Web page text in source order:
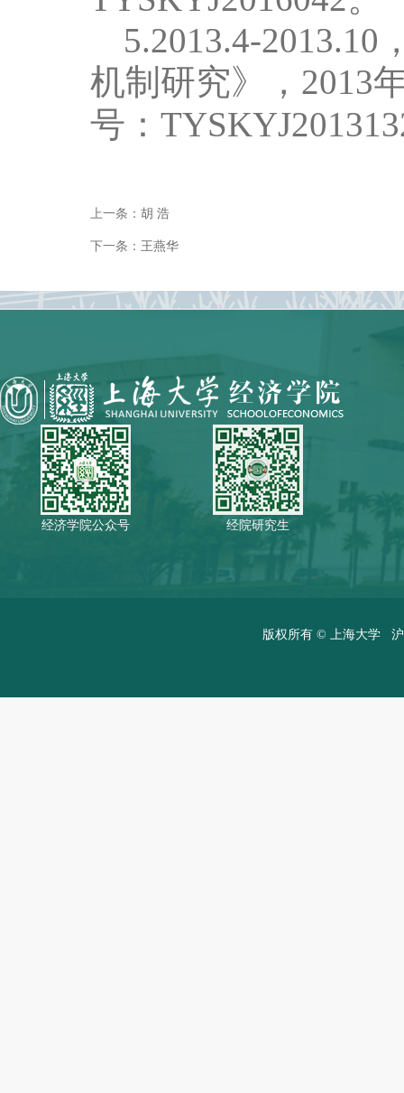
5.2013.4-2013.10
机制研究》， 2013
号：
上一条： 胡 浩
下一条： 王燕华
经济学院公众号 经院研究生
版权所有 © 上海大学